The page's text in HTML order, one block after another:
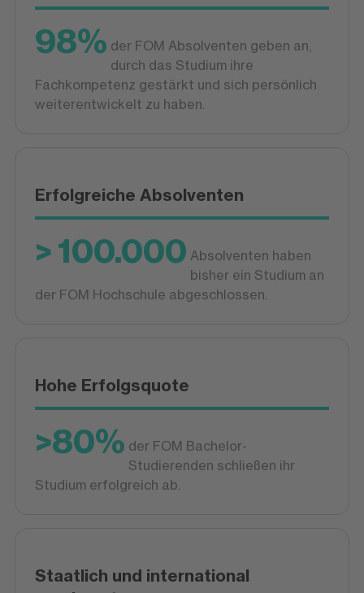
98% der FOM Absolventen geben an,
durch das Studium ihre
Fachkompetenz gestärkt und sich persönlich
weiterentwickelt zu haben.
Erfolgreiche Absolventen
> 100.000 Absolventen haben
bisher ein Studium an
der FOM Hochschule abgeschlossen.
Hohe Erfolgsquote
>80% der FOM Bachelor-
Studierenden schließen ihr
Studium erfolgreich ab.
Staatlich und international